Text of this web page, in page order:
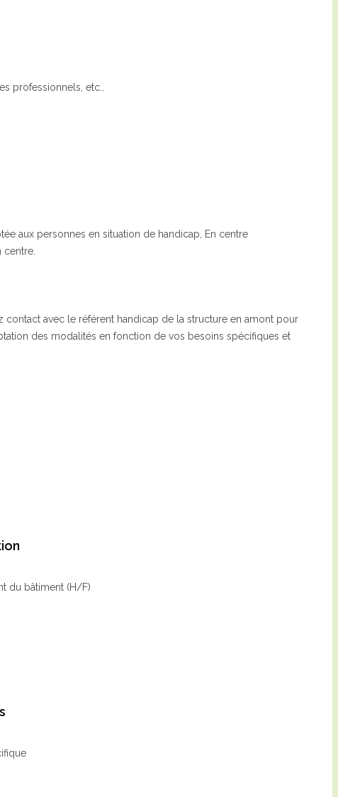
professionnels, etc…
aux personnes en situation de handicap, En centre
contact avec le référent handicap de la structure en amont pour
des modalités en fonction de vos besoins spécifiques et
du bâtiment (H/F)